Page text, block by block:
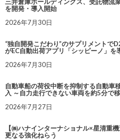
三井倉庫ホールディングス、受託物流
を開発・導入開始
2026年7月30日
“独自開発こだわり”のサプリメントで
がEC自動出荷アプリ「シッピーノ」を
2026年7月30日
自動車船の荷役中断を抑制する自動車
入 ～自力走行できない車両を約5分で
2026年7月27日
【㈱ハナインターナショナル×星清重
更なる強化ねらう